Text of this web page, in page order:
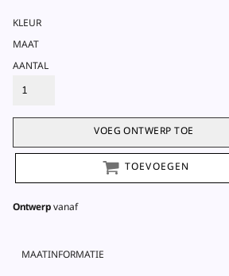
KLEUR
MAAT
AANTAL
VOEG ONTWERP TOE
TOEVOEGEN
Ontwerpvanaf
MAATINFORMATIE